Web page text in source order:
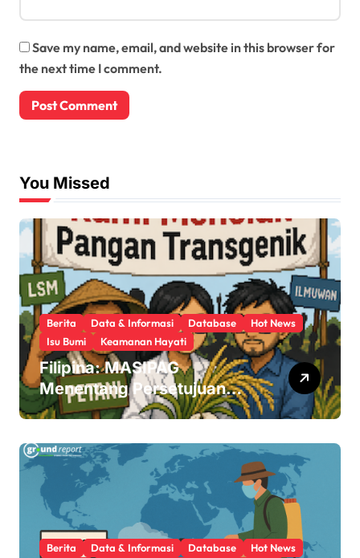
Save my name, email, and website in this browser for
the next time I comment.
You Missed
Berita Data & Informasi Database
Hot News
Isu Bumi
Keamanan Hayati
Filipina: MASIPAG
Menentang Persetujuan
Beras Transgenik
Berita Data & Informasi Database
Hot News